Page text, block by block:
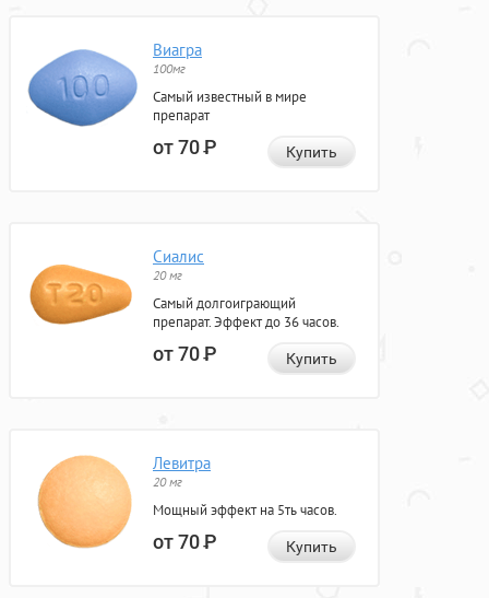
Виагра
100мг
Самый известный в мире
препарат
от 70Р Купить
Сиалис
20 мг
Самый долгоиграющий
препарат. Эффект до 36 часов.
от 70Р Купить
Левитра
20 мг
Мощный эффект на 5ть часов.
от 70Р Купить